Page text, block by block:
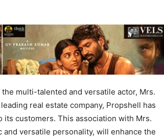
multi-talented and versatile actor, Mrs.
real estate company, Propshell has
customers. This association with Mrs.
and versatile personality, will enhance the